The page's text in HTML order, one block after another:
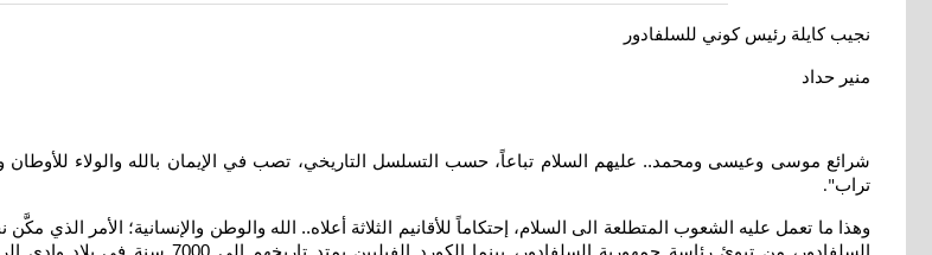
نجيب كايلة رئيس كوني للسلفادور
منير حداد
شرائع موسى وعيسى ومحمد.. عليهم السلام تباعاً، حسب التسلسل التاريخي، تصب في الإيمان بالله والولاء
تراب".
وهذا ما تعمل عليه الشعوب المتطلعة الى السلام، إحتكاماً للأقانيم الثلاثة أعلاه.. الله والوطن والإنسانية؛ الأمر